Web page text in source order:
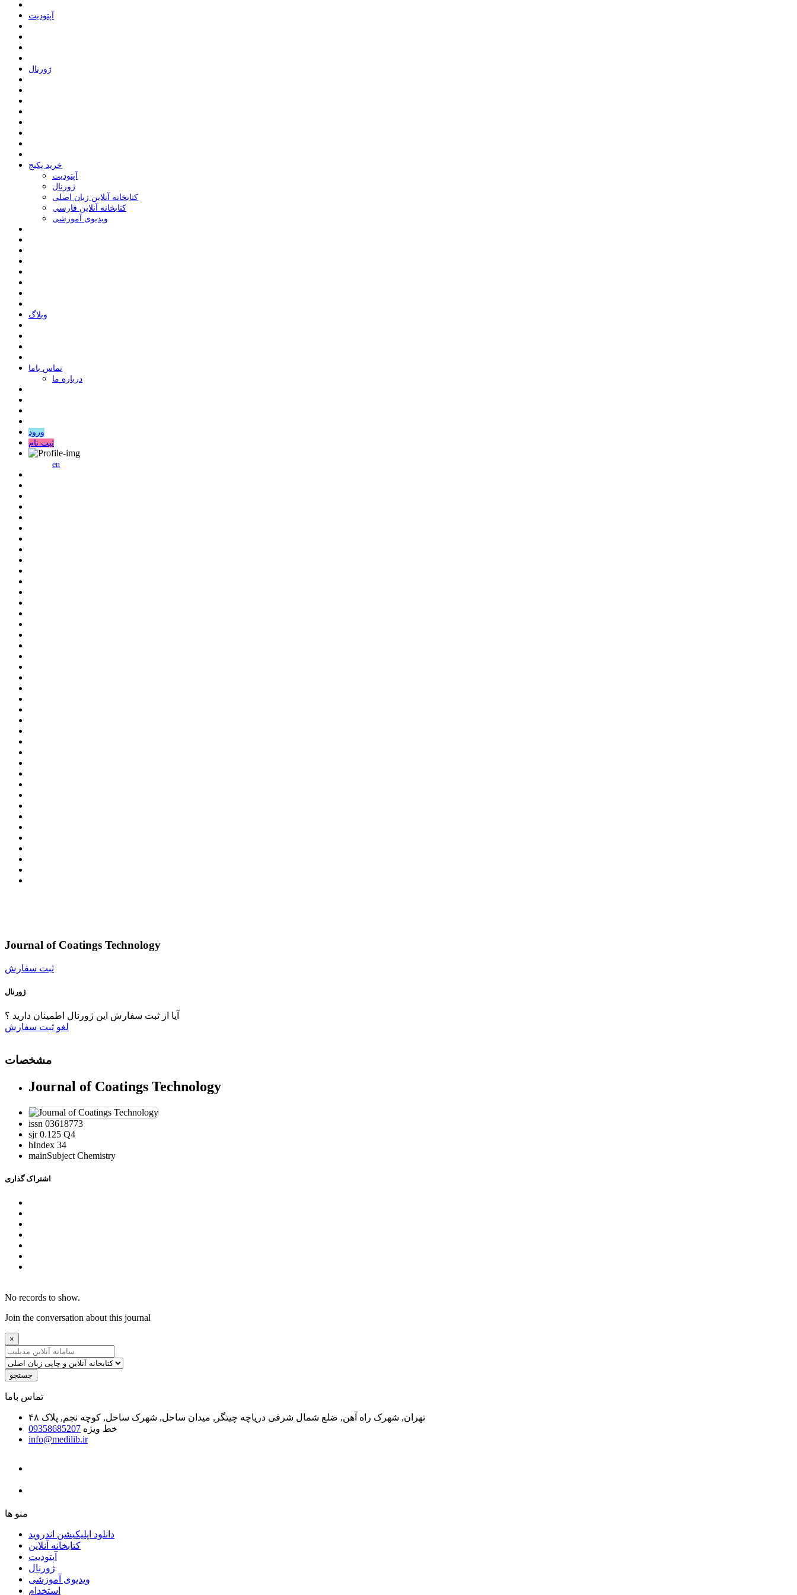
ﺁﭘﺘﻮﺩﯾﺖ
ﮊﻭﺭﻧﺎﻝ
خرید پکیج
ﺁﭘﺘﻮﺩﯾﺖ
ﮊﻭﺭﻧﺎﻝ
کتابخانه آنلاین زبان اصلی
کتابخانه آنلاین فارسی
ویدیوی آموزشی
وبلاگ
ﺗﻤﺎﺱ ﺑﺎﻣﺎ
درباره ما
ورود
ثبت نام
en
Journal of Coatings Technology
ثبت سفارش
ژورنال
آیا از ثبت سفارش این ژورنال اطمینان دارید ؟
لغو ثبت سفارش
مشخصات
Journal of Coatings Technology
issn 03618773
sjr0.125 Q4
hIndex 34
mainSubject Chemistry
اشتراک گذاری
No records to show.
Join the conversation about this journal
×
جستجو
ﺗﻤﺎﺱ ﺑﺎﻣﺎ
تهران, شهرک راه آهن, ضلع شمال شرقی دریاچه چیتگر, میدان ساحل, شهرک ساحل, کوچه نجم, پلاک ۴۸
خط ویژه 09358685207
info@medilib.ir
ﻣﻨﻮ ﻫﺎ
دانلود اپلیکیشن اندروید
ﮐﺘﺎﺑﺨﺎﻧﻪ ﺁﻧﻼﯾﻦ
ﺁﭘﺘﻮﺩﯾﺖ
ﮊﻭﺭﻧﺎﻝ
ویدیوی آموزشی
استخدام